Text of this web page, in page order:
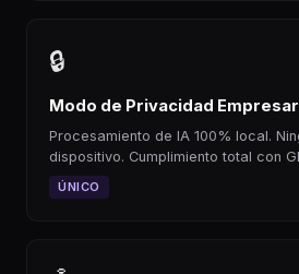
🔒
Modo de Privacidad
Procesamiento de IA 100% local.
dispositivo. Cumplimiento total con
ÚNICO